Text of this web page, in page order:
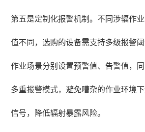
第五是定制化报警机制。不同涉辐作
值不同，选购的设备需支持多级报警
作业场景分别设置预警值、告警值，
多重报警模式，避免嘈杂的作业环境
信号，降低辐射暴露风险。